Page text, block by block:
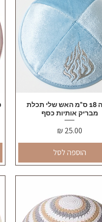
תצוגה מהירה
כיפה 18 ס"מ האש שלי תכלת
מבריק אותיות כסף
מחיר
הוספה לסל